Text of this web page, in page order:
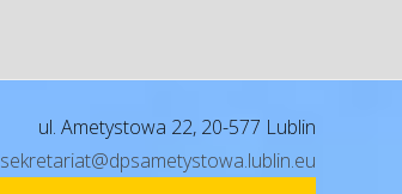
ul. Ametystowa 22, 20-577 Lublin
sekretariat@dpsametystowa.lublin.eu